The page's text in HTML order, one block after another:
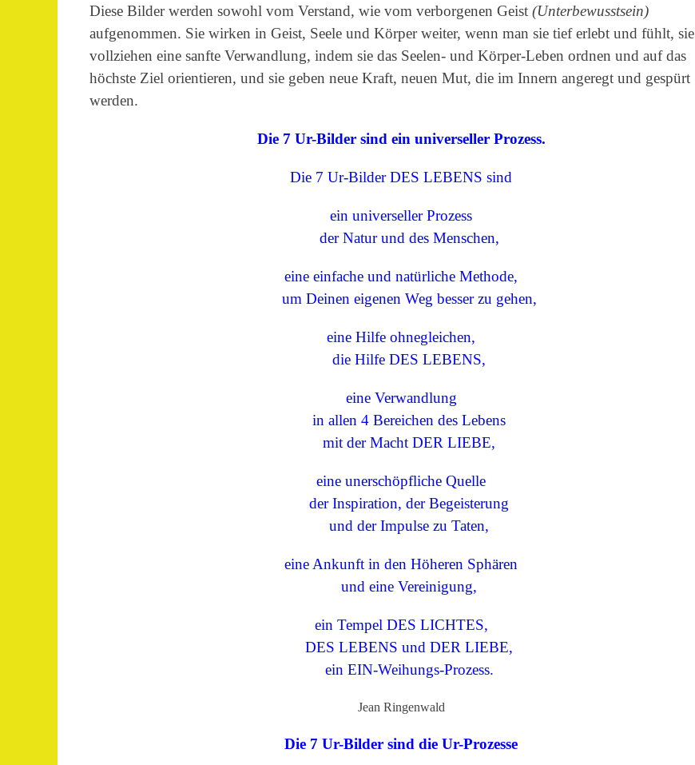
Diese Bilder werden sowohl vom Verstand, wie vom verborgenen Geist (Unterbewusstsein)
aufgenommen. Sie wirken in Geist, Seele und Körper weiter, wenn man sie tief erlebt und fühlt, sie
vollziehen eine sanfte Verwandlung, indem sie das Seelen- und Körper-Leben ordnen und auf das
höchste Ziel orientieren, und sie geben neue Kraft, neuen Mut, die im Innern angeregt und gespürt
werden.
Die 7 Ur-Bilder sind ein universeller Prozess.
Die 7 Ur-Bilder DES LEBENS sind
ein universeller Prozess
der Natur und des Menschen,
eine einfache und natürliche Methode,
um Deinen eigenen Weg besser zu gehen,
eine Hilfe ohnegleichen,
die Hilfe DES LEBENS,
eine Verwandlung
in allen 4 Bereichen des Lebens
mit der Macht DER LIEBE,
eine unerschöpfliche Quelle
der Inspiration, der Begeisterung
und der Impulse zu Taten,
eine Ankunft in den Höheren Sphären
und eine Vereinigung,
ein Tempel DES LICHTES,
DES LEBENS und DER LIEBE,
ein EIN-Weihungs-Prozess.
Jean Ringenwald
Die 7 Ur-Bilder sind die Ur-Prozesse